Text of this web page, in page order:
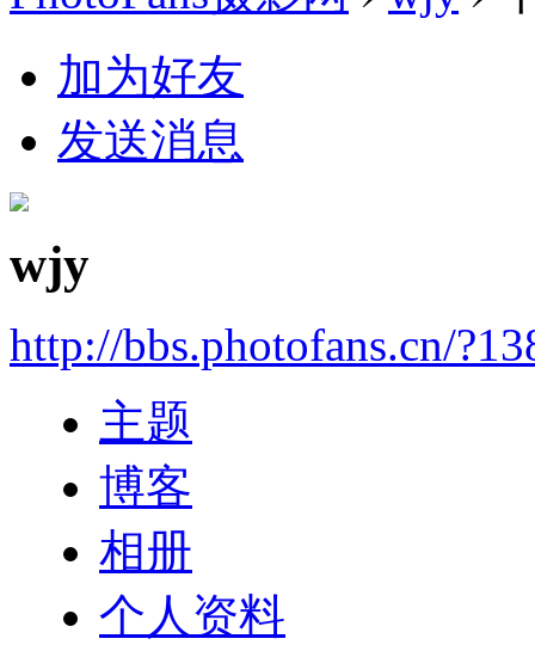
加为好友
发送消息
wjy
http://bbs.photofans.cn/
主题
博客
相册
个人资料